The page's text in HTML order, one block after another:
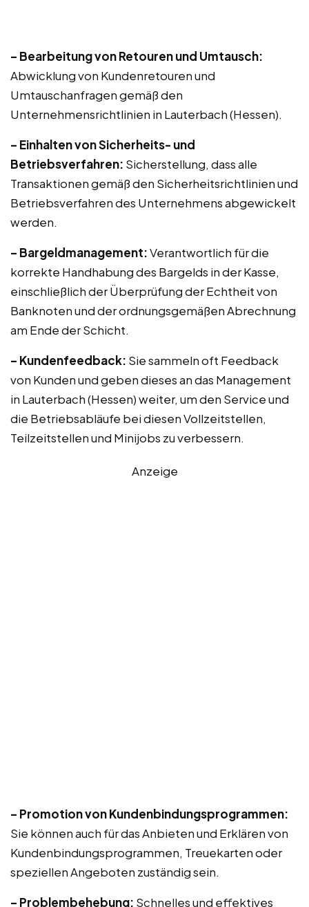
– Bearbeitung von Retouren und Umtausch:
Abwicklung von Kundenretouren und
Umtauschanfragen gemäß den
Unternehmensrichtlinien in Lauterbach (Hessen).
– Einhalten von Sicherheits- und
Betriebsverfahren: Sicherstellung, dass alle
Transaktionen gemäß den Sicherheitsrichtlinien und
Betriebsverfahren des Unternehmens abgewickelt
werden.
– Bargeldmanagement:Verantwortlich für die
korrekte Handhabung des Bargelds in der Kasse,
einschließlich der Überprüfung der Echtheit von
Banknoten und der ordnungsgemäßen Abrechnung
am Ende der Schicht.
– Kundenfeedback: Sie sammeln oft Feedback
von Kunden und geben dieses an das Management
in Lauterbach (Hessen) weiter, um den Service und
die Betriebsabläufe bei diesen Vollzeitstellen,
Teilzeitstellen und Minijobs zu verbessern.
Anzeige
– Promotion von Kundenbindungsprogrammen:
Sie können auch für das Anbieten und Erklären von
Kundenbindungsprogrammen, Treuekarten oder
speziellen Angeboten zuständig sein.
– Problembehebung: Schnelles und effektives